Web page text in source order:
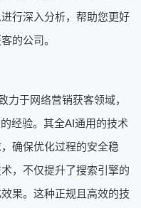
行深入分析，帮助您更好
的公司。
力于网络营销获客领域，
经验。其全AI通用的技术
确保优化过程的安全稳
，不仅提升了搜索引擎的
果。这种正规且高效的技